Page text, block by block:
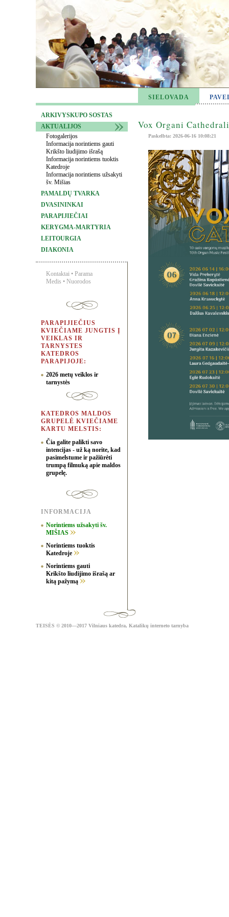
SIELOVADA
ARKIVYSKUPO SOSTAS
AKTUALIJOS
Fotogalerijos
Informacija norintiems gauti
Krikšto liudijimo išrašą
Informacija norintiems tuoktis
Katedroje
Informacija norintiems užsakyti
šv. Mišias
PAMALDŲ TVARKA
DVASININKAI
PARAPIJIEČIAI
KERYGMA-MARTYRIA
LEITOURGIA
DIAKONIA
Kontaktai • Parama
Medis • Nuorodos
PARAPIJIEČIUS
KVIEČIAME JUNGTIS Į
VEIKLAS IR
TARNYSTES
KATEDROS
PARAPIJOJE:
2026 metų veiklos ir
tarnystės
KATEDROS MALDOS
GRUPELĖ KVIEČIAME
KARTU MELSTIS:
Čia galite palikti savo
intencijas - už ką norite, kad
pasimelstume ir pažiūrėti
trumpą filmuką apie maldos
grupelę.
INFORMACIJA
Norintiems užsakyti šv.
MIŠIAS
Norintiems tuoktis
Katedroje
Norintiems gauti
Krikšto liudijimo išrašą ar
kitą pažymą
Vox Organi
Paskelbta: 2026-06-16 10:08:21
TEISĖS © 2010—2017 Vilniaus katedra, Katalikų interneto tarnyba